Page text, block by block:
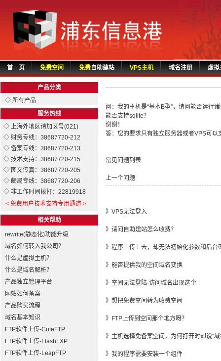
首 页 免费空间 免费 自助建站 VPS主机 域名注册 虚拟
产品分类
◇ 所有产品
服务热线
◇ 上海外地区请加区号(021)
◇ 财务专线：38687720-212
◇ 备案专线：38687720-213
◇ 技术支持：38687720-215
◇ 图文传真：38687720-205
◇ 邮局专线：38687720-206
◇ 非工作时间拨打：22819918
< 免费用户技术支持专用通道 >
相关帮助
rewrite(静态化)功能升级
域名如何转入我公司？
什么是虚拟主机？
什么是域名解析？
产品独立管理平台
网站如何备案
产品购买流程
域名基本知识
FTP软件上传-CuteFTP
FTP软件上传-FlashFXP
FTP软件上传-LeapFTP
问：我的主机是“基本B型”，请问能否运行
能否支持sqlite？
谢谢！
答：您的要求只有独立服务器或者VPS可以
常见问题列表
上一个问题
》 VPS无法登入
》 请问自助建站怎么收费？
》 程序上传上去，却无法初始化参数和后
》 能否提供我的空间域名变换
》 空间无法登陆-访问域名出现这个
》 想把免费空间转为收费空间
》 FTP上传到空间那个地方呀？
》 主机选择免备案空间，为何打开时却说“
》 我的程序需要安装一个组件